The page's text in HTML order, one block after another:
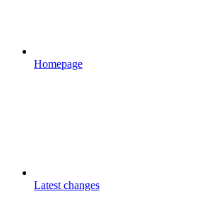
Homepage
Latest changes